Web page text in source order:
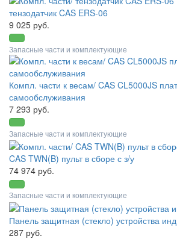
тензодатчик CAS ERS-06
9 025 руб.
Запасные части и комплектующие
Компл. части к весам/ CAS CL5000JS
самообслуживания
7 293 руб.
Запасные части и комплектующие
CAS TWN(B) пульт в сборе с з/у
74 974 руб.
Запасные части и комплектующие
Панель защитная (стекло) устройства
287 руб.